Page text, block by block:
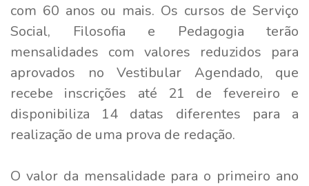
com 60 anos ou mais. Os cursos de Serviço
Social, Filosofia e Pedagogia terão
mensalidades com valores reduzidos para
aprovados no Vestibular Agendado, que
recebe inscrições até 21 de fevereiro e
disponibiliza 14 datas diferentes para a
realização de uma prova de redação.
O valor da mensalidade para o primeiro ano